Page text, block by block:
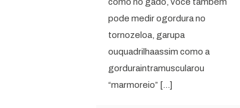
pode medir ogordura no
tornozeloa, garupa
ouquadrilhaassim como a
gorduraintramuscularou
“marmoreio” […]